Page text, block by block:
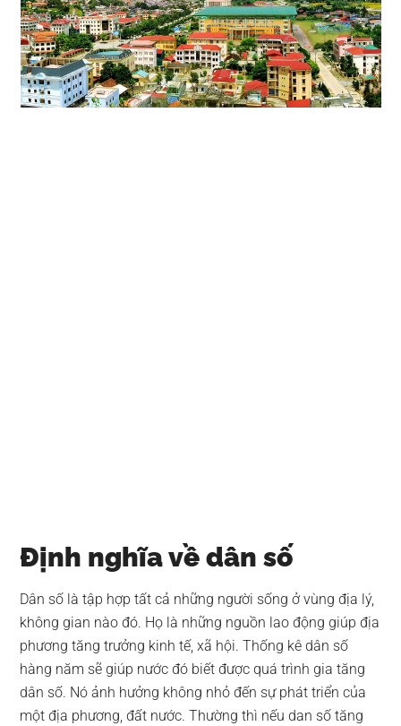
Định nghĩa về dân số
Dân số là tập hợp tất cả những người sống ở vùng địa lý,
không gian nào đó. Họ là những nguồn lao động giúp địa
phương tăng trưởng kinh tế, xã hội. Thống kê dân số
hàng năm sẽ giúp nước đó biết được quá trình gia tăng
dân số. Nó ảnh hưởng không nhỏ đến sự phát triển của
một địa phương, đất nước. Thường thì nếu dan số tăng